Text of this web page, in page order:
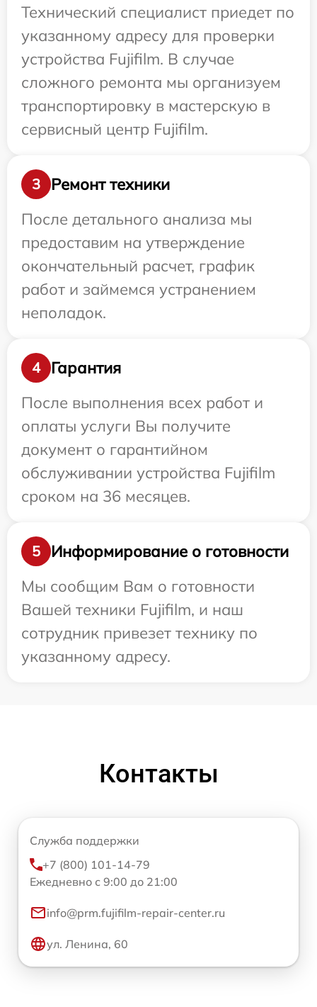
Технический специалист приедет по
указанному адресу для проверки
устройства Fujifilm. В случае
сложного ремонта мы организуем
транспортировку в мастерскую в
сервисный центр Fujifilm.
3
Ремонт техники
После детального анализа мы
предоставим на утверждение
окончательный расчет, график
работ и займемся устранением
неполадок.
4
Гарантия
После выполнения всех работ и
оплаты услуги Вы получите
документ о гарантийном
обслуживании устройства Fujifilm
сроком на 36 месяцев.
5
Информирование о готовности
Мы сообщим Вам о готовности
Вашей техники Fujifilm, и наш
сотрудник привезет технику по
указанному адресу.
Контакты
Служба поддержки
+7 (800) 101-14-79
Ежедневно с 9:00 до 21:00
info@prm.fujifilm-repair-center.ru
ул. Ленина, 60